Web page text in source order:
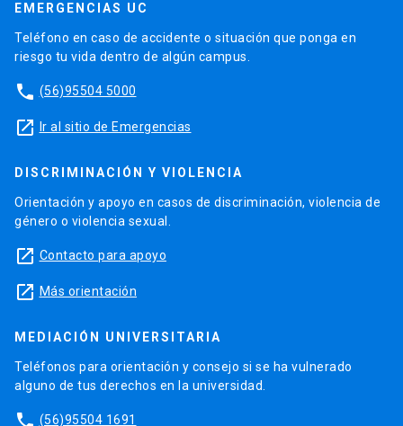
EMERGENCIAS UC
Teléfono en caso de accidente o situación que ponga en
riesgo tu vida dentro de algún campus.
phone (56)95504 5000
launch Ir al sitio de Emergencias
DISCRIMINACIÓN Y VIOLENCIA
Orientación y apoyo en casos de discriminación, violencia de
género o violencia sexual.
launch Contacto para apoyo
launch Más orientación
MEDIACIÓN UNIVERSITARIA
Teléfonos para orientación y consejo si se ha vulnerado
alguno de tus derechos en la universidad.
phone (56)95504 1691